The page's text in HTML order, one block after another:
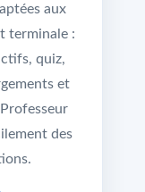
aux
terminale :
quiz,
et
des